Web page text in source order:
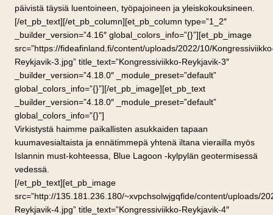
päivistä täysiä luentoineen, työpajoineen ja yleiskokouksineen.
[/et_pb_text][/et_pb_column][et_pb_column type=”1_2″
_builder_version=”4.16″ global_colors_info=”{}”][et_pb_image
src=”https://fideafinland.fi/content/uploads/2022/10/
Reykjavik-3.jpg” title_text=”Kongressiviikko-Reykjavik-3″
_builder_version=”4.18.0″ _module_preset=”default”
global_colors_info=”{}”][/et_pb_image][et_pb_text
_builder_version=”4.18.0″ _module_preset=”default”
global_colors_info=”{}”]
Virkistystä haimme paikallisten asukkaiden tapaan
kuumavesialtaista ja ennätimmepä yhtenä iltana vierailla myös
Islannin must-kohteessa, Blue Lagoon -kylpylän geotermisessä
vedessä.
[/et_pb_text][et_pb_image
src=”http://135.181.236.180/~xvpchsolwjgqfide/content/uploads/
Reykjavik-4.jpg” title_text=”Kongressiviikko-Reykjavik-4″